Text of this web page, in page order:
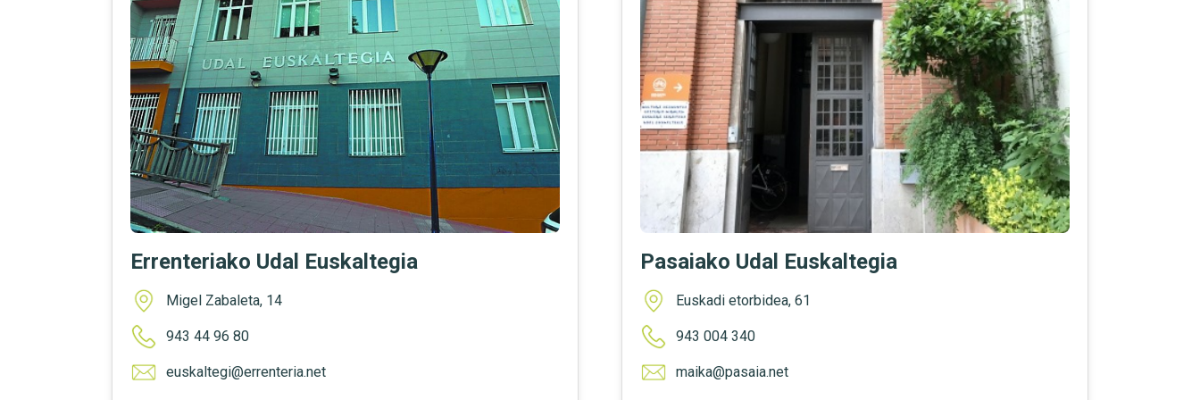
Errenteriako Udal Euskaltegia
Migel Zabaleta, 14
943 44 96 80
euskaltegi@errenteria.net
Pasaiako Udal Euskaltegia
Euskadi etorbidea, 61
943 004 340
maika@pasaia.net